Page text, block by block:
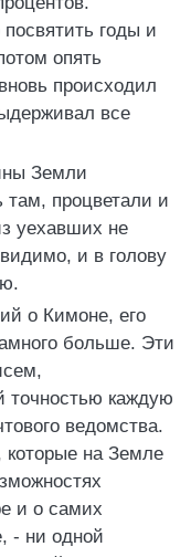
годы и
опять
происходил
все
Земли
процветали и
уехавших не
и в голову
о Кимоне, его
больше. Эти
точностью каждую
ведомства.
которые на Земле
и о самих
- ни одной